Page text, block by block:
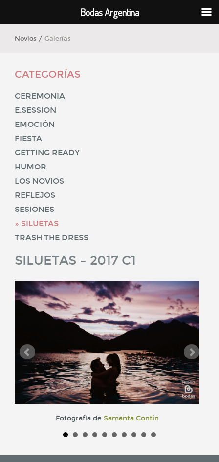
Novios / Galerías
CATEGORÍAS
CEREMONIA
E.SESSION
EMOCIÓN
FIESTA
GETTING READY
HUMOR
LOS NOVIOS
REFLEJOS
SESIONES
SILUETAS
TRASH THE DRESS
SILUETAS – 2017 C1
Fotografía de Samanta Contin
Bodas Argentina